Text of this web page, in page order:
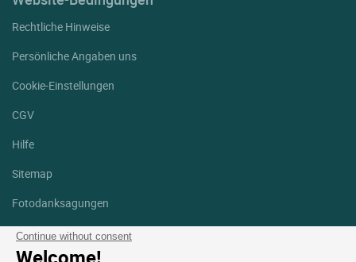
Continue without consent
Rechtliche Hinweise
Persönliche Angaben uns
Cookie-Einstellungen
CGV
Hilfe
Sitemap
Fotodanksagungen
Folgen Sie uns
Facebook